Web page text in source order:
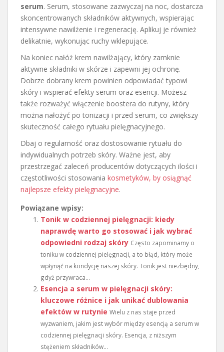
serum. Serum, stosowane zazwyczaj na noc, dostarcza
skoncentrowanych składników aktywnych, wspierając
intensywne nawilżenie i regenerację. Aplikuj je również
delikatnie, wykonując ruchy wklepujące.
Na koniec nałóż krem nawilżający, który zamknie
aktywne składniki w skórze i zapewni jej ochronę.
Dobrze dobrany krem powinien odpowiadać typowi
skóry i wspierać efekty serum oraz esencji. Możesz
także rozważyć włączenie boostera do rutyny, który
można nałożyć po tonizacji i przed serum, co zwiększy
skuteczność całego rytuału pielęgnacyjnego.
Dbaj o regularność oraz dostosowanie rytuału do
indywidualnych potrzeb skóry. Ważne jest, aby
przestrzegać zaleceń producentów dotyczących ilości i
częstotliwości stosowania kosmetyków, by osiągnąć
najlepsze efekty pielęgnacyjne.
Powiązane wpisy:
Tonik w codziennej pielęgnacji: kiedy
naprawdę warto go stosować i jak wybrać
odpowiedni rodzaj skóry Często zapominamy o
toniku w codziennej pielęgnacji, a to błąd, który może
wpłynąć na kondycję naszej skóry. Tonik jest niezbędny,
gdyż przywraca...
Esencja a serum w pielęgnacji skóry:
kluczowe różnice i jak unikać dublowania
efektów w rutynie Wielu z nas staje przed
wyzwaniem, jakim jest wybór między esencją a serum w
codziennej pielęgnacji skóry. Esencja, z niższym
stężeniem składników...